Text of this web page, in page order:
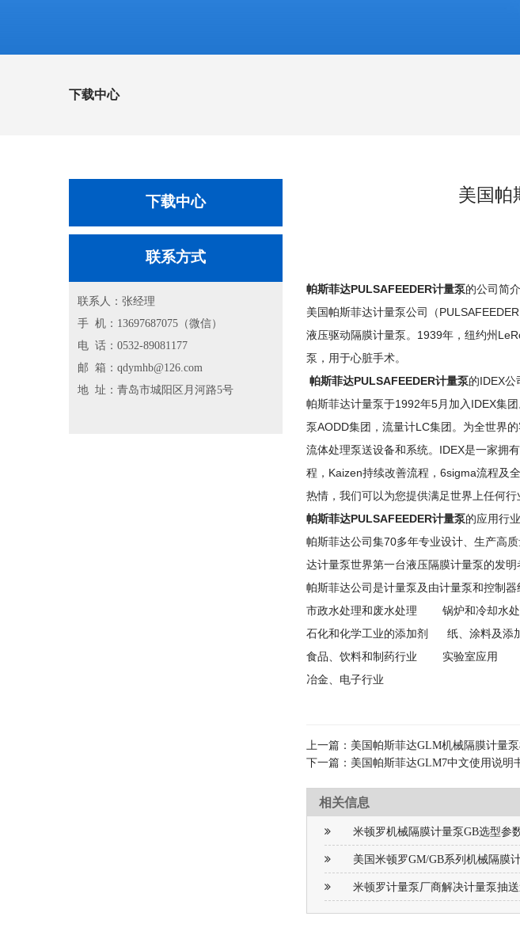
下载中心
下载中心
联系方式
联系人：张经理
手 机：13697687075（微信）
电 话：0532-89081177
邮 箱：qdymhb@126.com
地 址：青岛市城阳区月河路5号
美国帕
帕斯菲达PULSAFEEDER计量泵的公司简介
美国帕斯菲达计量泵公司（
液压驱动隔膜计量泵。1939年，纽约州
泵，用于心脏手术。
帕斯菲达PULSAFEEDER计量泵的IDEX公
帕斯菲达计量泵于1992年5月加入IDEX集
泵AODD集团，流量计LC集团。为全世界
流体处理泵送设备和系统。IDEX是一家拥
程，Kaizen持续改善流程，6sigma流程及
热情，我们可以为您提供满足世界上任何
帕斯菲达PULSAFEEDER计量泵的应用行业
帕斯菲达公司集70多年专业设计、生产高
达计量泵世界第一台液压隔膜计量泵的发明
帕斯菲达公司是计量泵及由计量泵和控制
市政水处理和废水处理 锅炉和冷却水
石化和化学工业的添加剂 纸、涂料及添
食品、饮料和制药行业 实验室应用
冶金、电子行业
上一篇： 美国帕斯菲达GLM机械隔膜计量
下一篇： 美国帕斯菲达GLM7中文使用说明
相关信息
米顿罗机械隔膜计量泵GB选型参
美国米顿罗GM/GB系列机械隔膜
米顿罗计量泵厂商解决计量泵抽